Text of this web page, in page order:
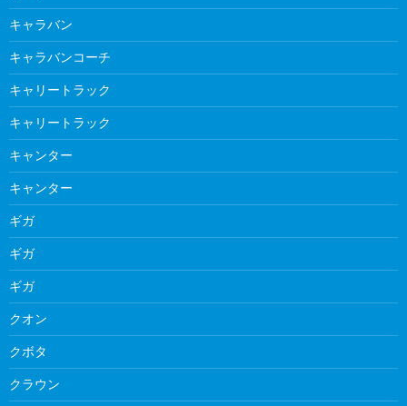
キャラバン
キャラバンコーチ
キャリートラック
キャリートラック
キャンター
キャンター
ギガ
ギガ
ギガ
クオン
クボタ
クラウン